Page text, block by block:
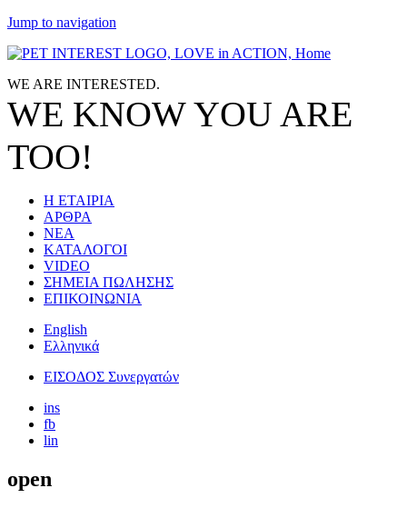
Jump to navigation
WE ARE INTERESTED.
WE KNOWYOU ARE
TOO!
Η ΕΤΑΙΡΙΑ
ΑΡΘΡΑ
ΝΕΑ
ΚΑΤΑΛΟΓΟΙ
VIDEO
ΣΗΜΕΙΑ ΠΩΛΗΣΗΣ
ΕΠΙΚΟΙΝΩΝΙΑ
English
Ελληνικά
ΕΙΣΟΔΟΣ Συνεργατών
ins
fb
lin
open